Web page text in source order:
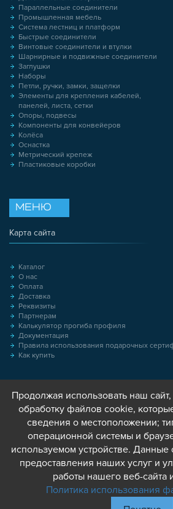
Параллельные соединители
Промышленная мебель
Система лестниц и платформ
Быстрые соединители
Винтовые соединители и втулки
Шарнирные и подвижные соединители
Заглушки
Наборы
Петли, ручки, замки, защелки
Элементы для крепления кабелей,
панелей, листа, сетки
Опоры, подвесы
Компоненты для конвейеров
Колёса
Оснастка
Метрический крепеж
Пластиковые коробки
МЕНЮ
Карта сайта
Каталог
О нас
Оплата
Доставка
Реквизиты
Партнерам
Калькулятор прогиба профиля
Документация
Правила использования подарочных
Как купить
Продолжая использовать наш
обработку файлов cookie,
сведения о местоположении;
операционной системы и
используемом устройстве. Данные
предоставления наших услуг и
работы нашего веб-сайта
Политика использования